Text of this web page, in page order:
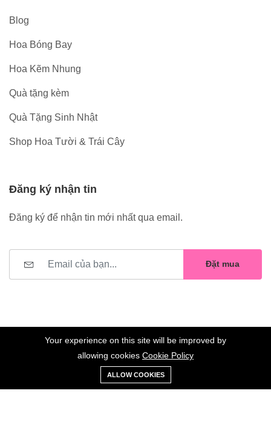
Blog
Hoa Bóng Bay
Hoa Kẽm Nhung
Quà tặng kèm
Quà Tặng Sinh Nhật
Shop Hoa Tười & Trái Cây
Đăng ký nhận tin
Đăng ký để nhận tin mới nhất qua email.
Đặt mua
©2023 Hoa Nelly . All Rights Reserved.
0
Xe
đẩy
Danh sách
yêu thích
Your experience on this site will be improved by
allowing cookies Cookie Policy
ALLOW COOKIES